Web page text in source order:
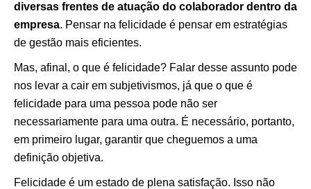
diversas frentes de atuação do colaborador dentro da
empresa. Pensar na felicidade é pensar em estratégias
de gestão mais eficientes.
Mas, afinal, o que é felicidade? Falar desse assunto pode
nos levar a cair em subjetivismos, já que o que é
felicidade para uma pessoa pode não ser
necessariamente para uma outra. É necessário, portanto,
em primeiro lugar, garantir que cheguemos a uma
definição objetiva.
Felicidade é um estado de plena satisfação. Isso não